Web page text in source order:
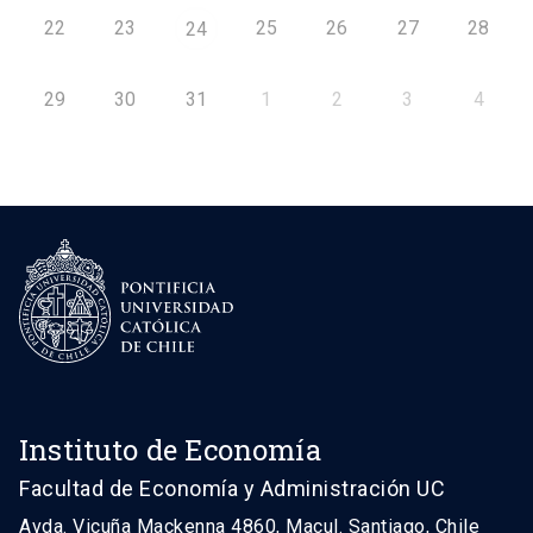
22 23 24 25 26 27 28
29 30 31 1 2 3 4
Instituto de Economía
Facultad de Economía y Administración UC
Avda. Vicuña Mackenna 4860, Macul. Santiago, Chile